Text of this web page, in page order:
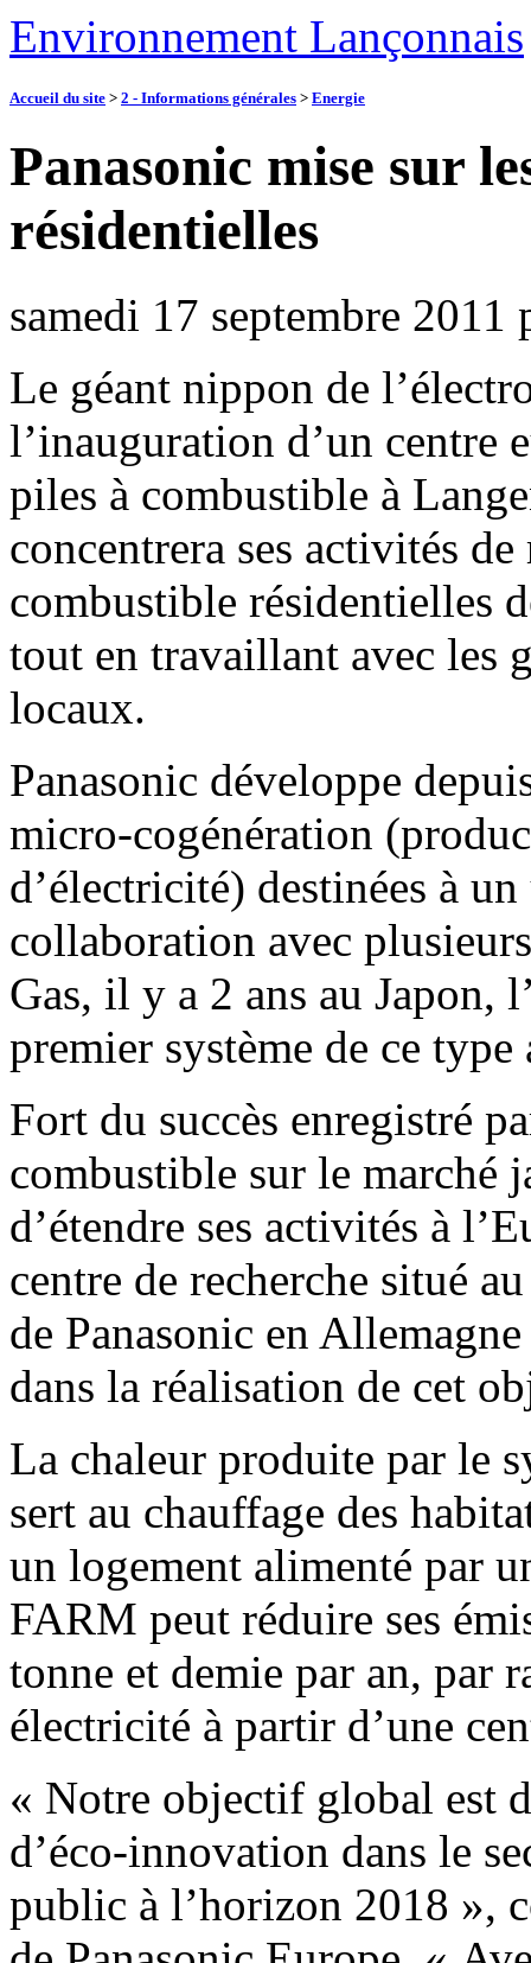
Environnement Lançonnais
Accueil du site > 2 - Informations générales > Energie
Panasonic mise sur
résidentielles
samedi 17 septembre 2011
Le géant nippon de
l’inauguration d’un centre
piles à combustible à
concentrera ses activités
combustible résidentielles
tout en travaillant avec les
locaux.
Panasonic développe
micro-cogénération
d’électricité) destinées à
collaboration avec
Gas, il y a 2 ans au Japon,
premier système de ce type
Fort du succès enregistré
combustible sur le marché
d’étendre ses activités à
centre de recherche situé
de Panasonic en
dans la réalisation de cet
La chaleur produite par le
sert au chauffage des
un logement alimenté par
FARM peut réduire ses
tonne et demie par an, par
électricité à partir d’une
« Notre objectif global est
d’éco-innovation dans le
public à l’horizon 2018 »,